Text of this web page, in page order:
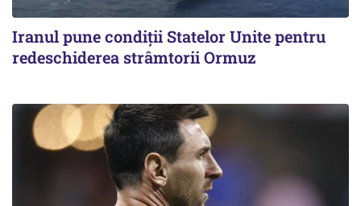
Iranul pune condiții Statelor Unite pentru
redeschiderea strâmtorii Ormuz